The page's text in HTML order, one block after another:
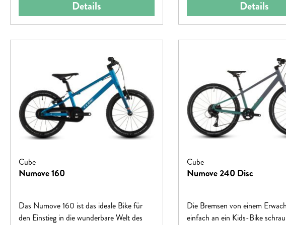
mit Ahead SteuersatzSchadstoffgeprüfte
Griffe114 mm kurze Aluminiumkurbeln An
Kinderhände angepasste kleine Bremsgriffe
Bremsen Präzise, leichtgängige 8-
Gangschaltung
Details Details
Cube
Numove 160
Das Numove 160 ist das ideale Bike für
den Einstieg in die wunderbare Welt des
Cube
Numove 240 Disc
Die Bremsen von einem
einfach an ein Kids-Bike